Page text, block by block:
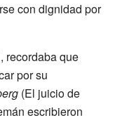
con dignidad por
recordaba que
por su
(El juicio de
escribieron